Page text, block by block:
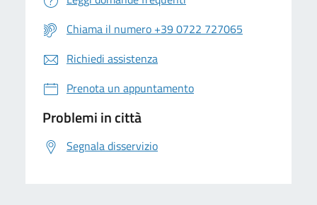
Chiama il numero +39 0722 727065
Richiedi assistenza
Prenota un appuntamento
Problemi in città
Segnala disservizio